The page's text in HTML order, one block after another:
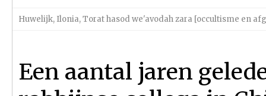
Huwelijk, Ilonia,Torat hasod we'avodah zara [occultisme en
Een aantal jaren